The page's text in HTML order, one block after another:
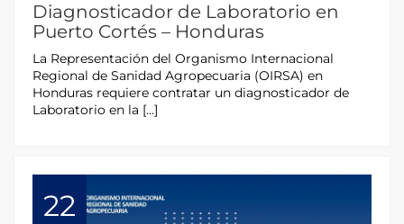
Diagnosticador de Laboratorio en
Puerto Cortés – Honduras
La Representación del Organismo Internacional
Regional de Sanidad Agropecuaria (OIRSA) en
Honduras requiere contratar un diagnosticador de
Laboratorio en la […]
22